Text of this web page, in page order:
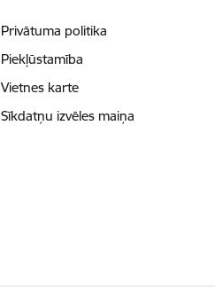
Privātuma politika
Piekļūstamība
Vietnes karte
Sīkdatņu izvēles maiņa